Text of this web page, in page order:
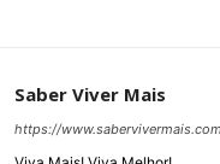
Saber Viver Mais
https://